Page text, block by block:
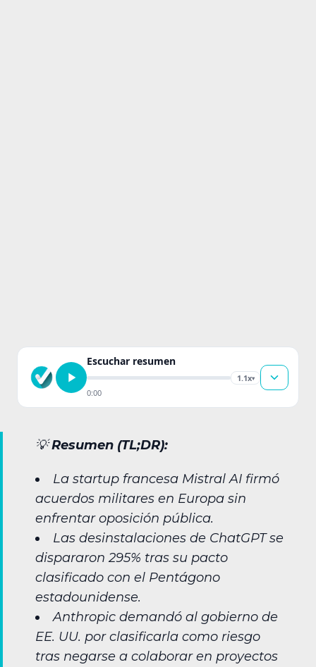
Escuchar resumen
1.1x▾
0:00
💡Resumen (TL;DR):
La startup francesa Mistral AI firmó
acuerdos militares en Europa sin
enfrentar oposición pública.
Las desinstalaciones de ChatGPT se
dispararon 295% tras su pacto
clasificado con el Pentágono
estadounidense.
Anthropic demandó al gobierno de
EE. UU. por clasificarla como riesgo
tras negarse a colaborar en proyectos